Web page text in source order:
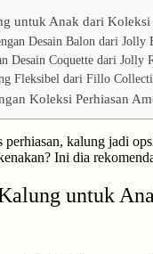
untuk Anak dari
Desain Balon dari Jolly
Desain Coquette dari Jolly
Fleksibel dari Fillo
Koleksi Perhiasan
perhiasan, kalung jadi
Ini dia
untuk